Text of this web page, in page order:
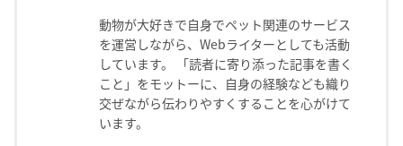
動物が大好きで自身でペット関連のサービス
を運営しながら、Webライターとしても活動
しています。 「読者に寄り添った記事を書く
こと」をモットーに、自身の経験なども織り
交ぜながら伝わりやすくすることを心がけて
います。